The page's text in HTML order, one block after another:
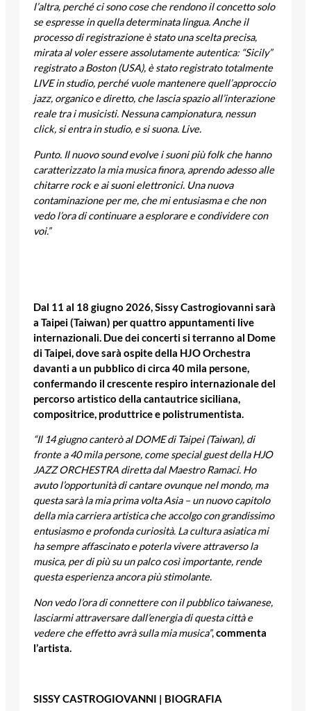
l’altra, perché ci sono cose che rendono il concetto solo
se espresse in quella determinata lingua. Anche il
processo di registrazione è stato una scelta precisa,
mirata al voler essere assolutamente autentica: “Sicily”
registrato a Boston (USA), è stato registrato totalmente
LIVE in studio, perché vuole mantenere quell’approccio
jazz, organico e diretto, che lascia spazio all’interazione
reale tra i musicisti. Nessuna campionatura, nessun
click, si entra in studio, e si suona. Live.
Punto. Il nuovo sound evolve i suoni più folk che hanno
caratterizzato la mia musica finora, aprendo adesso alle
chitarre rock e ai suoni elettronici. Una nuova
contaminazione per me, che mi entusiasma e che non
vedo l’ora di continuare a esplorare e condividere con
voi.”
Dal 11 al 18 giugno 2026, Sissy Castrogiovanni sarà
a Taipei (Taiwan) per quattro appuntamenti live
internazionali. Due dei concerti si terranno al Dome
di Taipei, dove sarà ospite della HJO Orchestra
davanti a un pubblico di circa 40 mila persone,
confermando il crescente respiro internazionale del
percorso artistico della cantautrice siciliana,
compositrice, produttrice e polistrumentista.
“Il 14 giugno canterò al DOME di Taipei (Taiwan), di
fronte a 40 mila persone, come special guest della HJO
JAZZ ORCHESTRA diretta dal Maestro Ramaci. Ho
avuto l’opportunità di cantare ovunque nel mondo, ma
questa sarà la mia prima volta Asia – un nuovo capitolo
della mia carriera artistica che accolgo con grandissimo
entusiasmo e profonda curiosità. La cultura asiatica mi
ha sempre affascinato e poterla vivere attraverso la
musica, per di più su un palco così importante, rende
questa esperienza ancora più stimolante.
Non vedo l’ora di connettere con il pubblico taiwanese,
lasciarmi attraversare dall’energia di questa città e
vedere che effetto avrà sulla mia musica”,commenta
l’artista.
SISSY CASTROGIOVANNI | BIOGRAFIA